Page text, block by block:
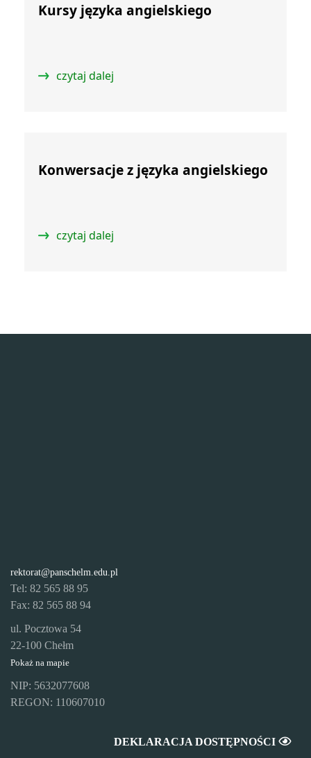
Kursy języka angielskiego
czytaj dalej
Konwersacje z języka angielskiego
czytaj dalej
rektorat@panschelm.edu.pl
Tel: 82 565 88 95
Fax: 82 565 88 94
ul. Pocztowa 54
22-100 Chełm
Pokaż na mapie
NIP: 5632077608
REGON: 110607010
DEKLARACJA DOSTĘPNOŚCI